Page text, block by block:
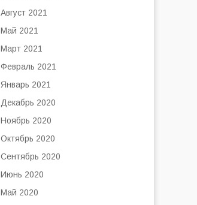
Август 2021
Май 2021
Март 2021
Февраль 2021
Январь 2021
Декабрь 2020
Ноябрь 2020
Октябрь 2020
Сентябрь 2020
Июнь 2020
Май 2020